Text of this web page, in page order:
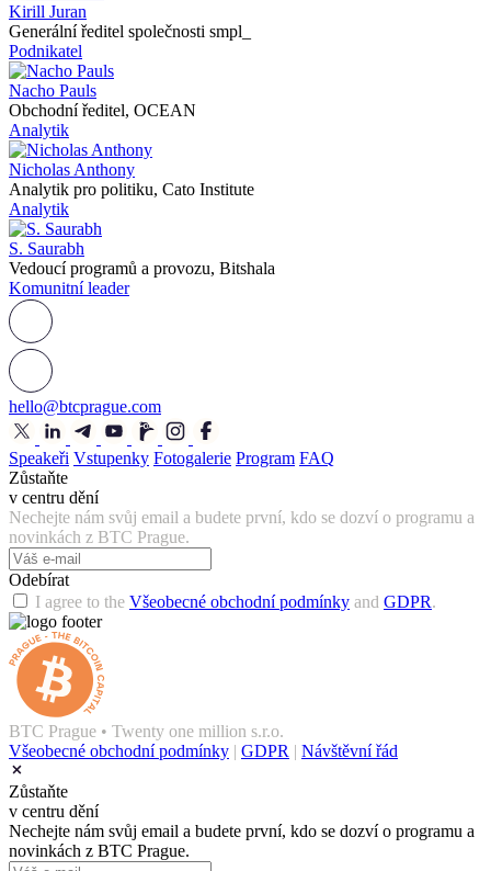
Kirill Juran
Generální ředitel společnosti smpl_
Podnikatel
Nacho Pauls
Obchodní ředitel, OCEAN
Analytik
Nicholas Anthony
Analytik pro politiku, Cato Institute
Analytik
S. Saurabh
Vedoucí programů a provozu, Bitshala
Komunitní leader
hello@btcprague.com
Speakeři Vstupenky Fotogalerie Program FAQ
Zůstaňte
v centru dění
Nechejte nám svůj email a budete první, kdo se dozví o programu a
novinkách z BTC Prague.
Odebírat
I agree to the Všeobecné obchodní podmínky and GDPR.
BTC Prague • Twenty one million s.r.o.
Všeobecné obchodní podmínky | GDPR | Návštěvní řád
Zůstaňte
v centru dění
Nechejte nám svůj email a budete první, kdo se dozví o programu a
novinkách z BTC Prague.